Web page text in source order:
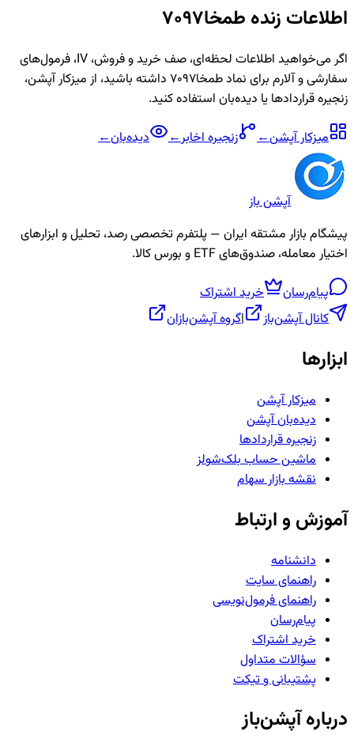
اطلاعات زنده طمخا7097
اگر می‌خواهید اطلاعات لحظه‌ای، صف خرید و فروش، IV، فرمول‌های
سفارشی و آلارم برای نمادطمخا7097
داشته باشید، از میزکار آپشن،
زنجیره قراردادها یا دیده‌بان استفاده کنید.
میزکار آپشن← زنجیرهاخابر← دیده‌بان←
آپشن باز
پیشگام بازار مشتقه ایران — پلتفرم تخصصی رصد، تحلیل و ابزارهای
اختیار معامله، صندوق‌های ETF و بورس کالا.
پیام‌رسان
خرید اشتراک
کانال آپشن‌باز
|گروه آپشن‌بازان
ابزارها
میزکار آپشن
دیده‌بان آپشن
زنجیره قراردادها
ماشین حساب بلک‌شولز
نقشه بازار سهام
آموزش و ارتباط
دانشنامه
راهنمای سایت
راهنمای فرمول‌نویسی
پیام‌رسان
خرید اشتراک
سؤالات متداول
پشتیبانی و تیکت
درباره آپشن‌باز